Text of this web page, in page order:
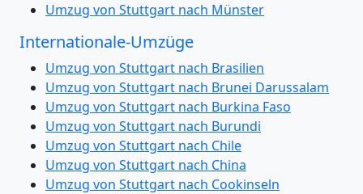
Umzug von Stuttgart nach Münster
Internationale-Umzüge
Umzug von Stuttgart nach Brasilien
Umzug von Stuttgart nach Brunei Darussalam
Umzug von Stuttgart nach Burkina Faso
Umzug von Stuttgart nach Burundi
Umzug von Stuttgart nach Chile
Umzug von Stuttgart nach China
Umzug von Stuttgart nach Cookinseln